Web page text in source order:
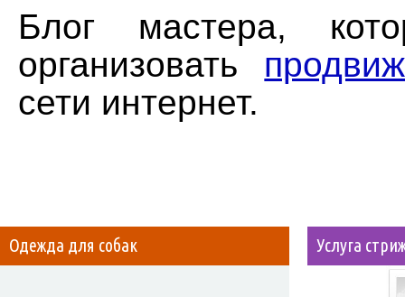
Блог мастера,
организовать
сети интернет.
Одежда для собак Услуга